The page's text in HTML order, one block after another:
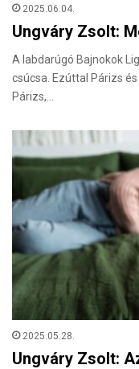
2025.06.04.
Ungváry Zsolt:
A labdarúgó Bajnokok
csúcsa. Ezúttal Párizs
Párizs,…
2025.05.28.
Ungváry Zsolt: